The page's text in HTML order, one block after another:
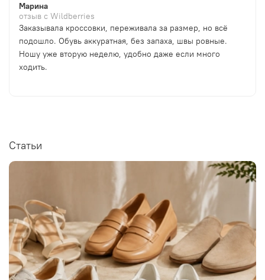
Марина
отзыв с Wildberries
Заказывала кроссовки, переживала за размер, но всё
подошло. Обувь аккуратная, без запаха, швы ровные.
Ношу уже вторую неделю, удобно даже если много
ходить.
Статьи